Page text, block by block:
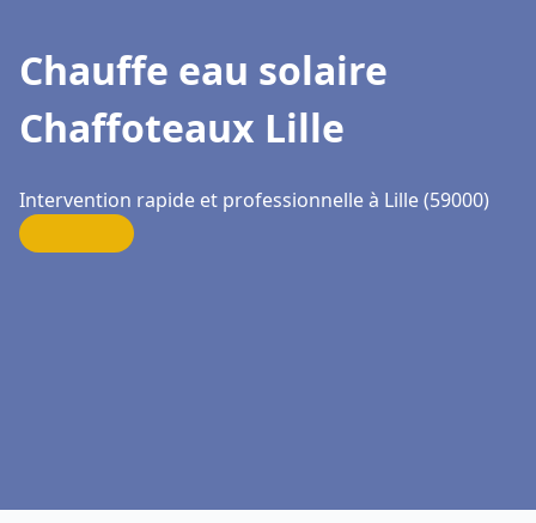
Chauffe eau solaire
Chaffoteaux Lille
Intervention rapide et professionnelle à Lille (59000)